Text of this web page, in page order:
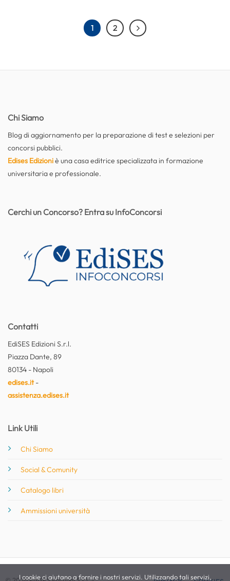
1 2
Chi Siamo
Blog di aggiornamento per la preparazione di test e selezioni per
concorsi pubblici.
Edises Edizioniè una casa editrice specializzata in formazione
universitaria e professionale.
Contatti
EdiSES Edizioni S.r.l.
Piazza Dante, 89
80134 - Napoli
edises.it-
assistenza.edises.it
Link Utili
Chi Siamo
Social & Comunity
Catalogo libri
Ammissioni università
Cerchi un Concorso? Entra su InfoConcorsi
I cookie ci aiutano a fornire i nostri servizi. Utilizzando tali servizi,